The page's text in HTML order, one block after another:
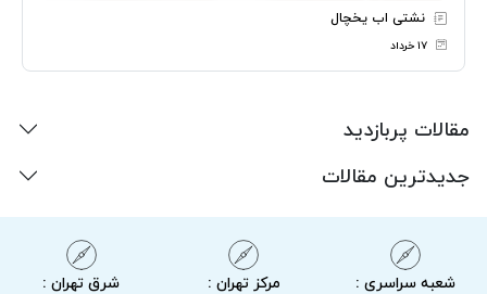
نشتی اب یخچال
۱۷ خرداد
مقالات پربازدید
جدیدترین مقالات
شعبه سراسری :
مرکز تهران :
شرق تهران :